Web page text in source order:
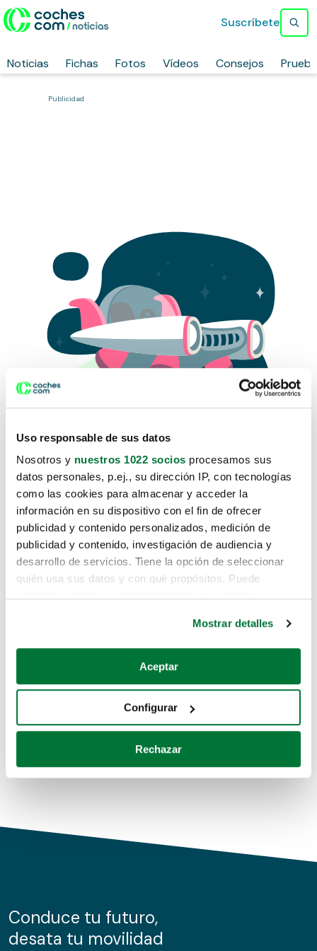
Uso responsable de sus datos
Nosotros y nuestros 1022 socios procesamos sus
datos personales, p.ej., su dirección IP, con tecnologías
como las cookies para almacenar y acceder la
información en su dispositivo con el fin de ofrecer
publicidad y contenido personalizados, medición de
publicidad y contenido, investigación de audiencia y
desarrollo de servicios. Tiene la opción de seleccionar
quién usa sus datos y con qué propósitos. Puede
Si lo permite, también quisiéramos:
Recopilar información sobre su ubicación geográfica
Identificar su dispositivo analizándolo activamente
para buscar características específicas (huellas
Obtenga más información sobre cómo se procesan sus
de cookies.
información sobre el uso que haga del sitio web con
nuestros partners de redes sociales, publicidad y análisis
Mostrar detalles
Aceptar
Configurar
Rechazar
Noticias Fichas Fotos Vídeos Consejos
Suscríbete
Publicidad
Lo sentimos, no sabemos como
te hemos traido hasta aquí.
Pero puedes encontrar el coche que estás
buscando en alguno de estos enlaces:
Coches de segunda mano
Coches de km0
Conduce tu futuro,
desata tu movilidad